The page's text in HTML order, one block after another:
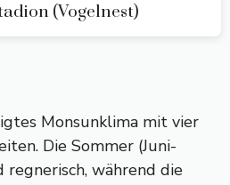
(Vogelnest)
Monsunklima mit vier
Die Sommer (Juni-
während die